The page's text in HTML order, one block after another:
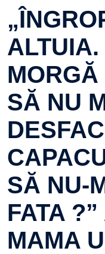
SĂ NU
SĂ NU-
FATA
MAMA